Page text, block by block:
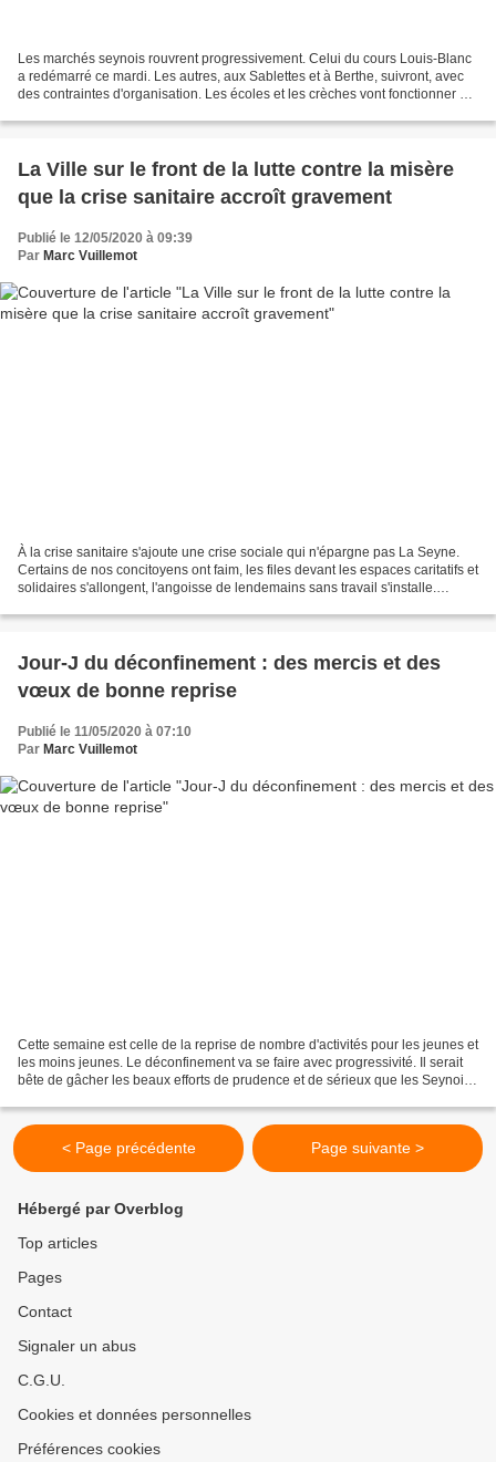
Les marchés seynois rouvrent progressivement. Celui du cours Louis-Blanc
a redémarré ce mardi. Les autres, aux Sablettes et à Berthe, suivront, avec
des contraintes d'organisation. Les écoles et les crèches vont fonctionner à
La Ville sur le front de la lutte contre la misère
que la crise sanitaire accroît gravement
Publié le 12/05/2020 à 09:39
Par Marc Vuillemot
À la crise sanitaire s'ajoute une crise sociale qui n'épargne pas La Seyne.
Certains de nos concitoyens ont faim, les files devant les espaces caritatifs et
solidaires s'allongent, l'angoisse de lendemains sans travail s'installe.
Jour-J du déconfinement : des mercis et des
vœux de bonne reprise
Publié le 11/05/2020 à 07:10
Par Marc Vuillemot
Cette semaine est celle de la reprise de nombre d'activités pour les jeunes et
les moins jeunes. Le déconfinement va se faire avec progressivité. Il serait
bête de gâcher les beaux efforts de prudence et de sérieux que les Seynois
< Page précédente Page suivante >
Hébergé par Overblog
Top articles
Pages
Contact
Signaler un abus
C.G.U.
Cookies et données personnelles
Préférences cookies